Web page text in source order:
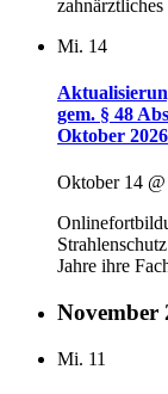
Mi. 14
gem. § 48
Oktober 2026
Oktober 14
Jahre ihre
November
Mi. 11